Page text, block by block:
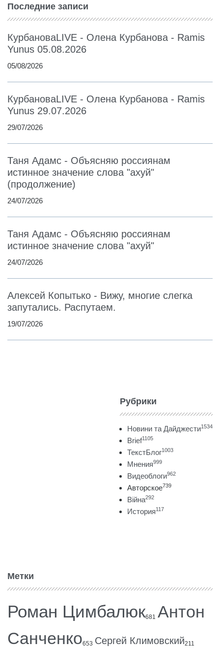
Последние записи
КурбановаLIVE - Олена Курбанова - Ramis
Yunus 05.08.2026
05/08/2026
КурбановаLIVE - Олена Курбанова - Ramis
Yunus 29.07.2026
29/07/2026
Таня Адамс - Объясняю россиянам
истинное значение слова "ахуй"
(продолжение)
24/07/2026
Таня Адамс - Объясняю россиянам
истинное значение слова "ахуй"
24/07/2026
Алексей Копытько - Вижу, многие слегка
запутались. Распутаем.
19/07/2026
Рубрики
Новини та Дайджести1534
Brief1105
ТекстБлог1003
Мнения999
Видеоблоги962
Авторское739
Війна292
История117
Метки
Роман Цимбалюк681 Антон
Санченко653 Сергей Климовский211